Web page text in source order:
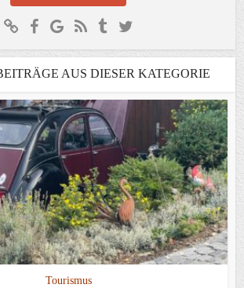
AUS DIESER KATEGORIE
Tourismus